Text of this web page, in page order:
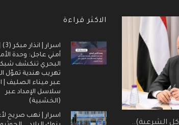
الشرعية)..
الاكثر قراءة
أمني عاجل: وحدة
البحري تنكشف
تهريب هندية تموّل
عبر ميناء الصليف |
سلاسل الإمداد عبر
(الخشبية)
اسرار | نهب صريح